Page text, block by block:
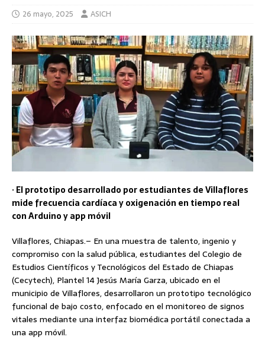
26 mayo, 2025 ASICH
· El prototipo desarrollado por estudiantes de Villaflores
mide frecuencia cardíaca y oxigenación en tiempo real
con Arduino y app móvil
Villaflores, Chiapas.– En una muestra de talento, ingenio y
compromiso con la salud pública, estudiantes del Colegio de
Estudios Científicos y Tecnológicos del Estado de Chiapas
(Cecytech), Plantel 14 Jesús María Garza, ubicado en el
municipio de Villaflores, desarrollaron un prototipo tecnológico
funcional de bajo costo, enfocado en el monitoreo de signos
vitales mediante una interfaz biomédica portátil conectada a
una app móvil.